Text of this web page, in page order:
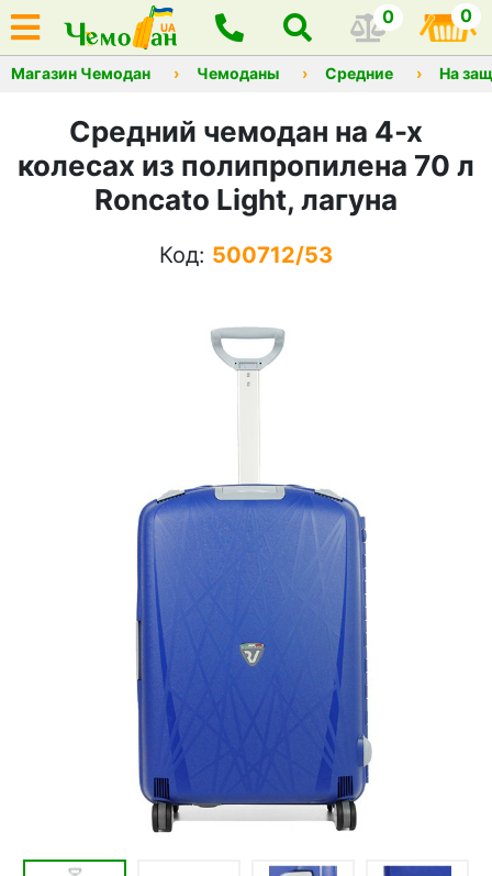
0 0
Магазин Чемодан Чемоданы Средние На
Средний чемодан на 4-х
колесах из полипропилена 70 л
Roncato Light, лагуна
Код: 500712/53